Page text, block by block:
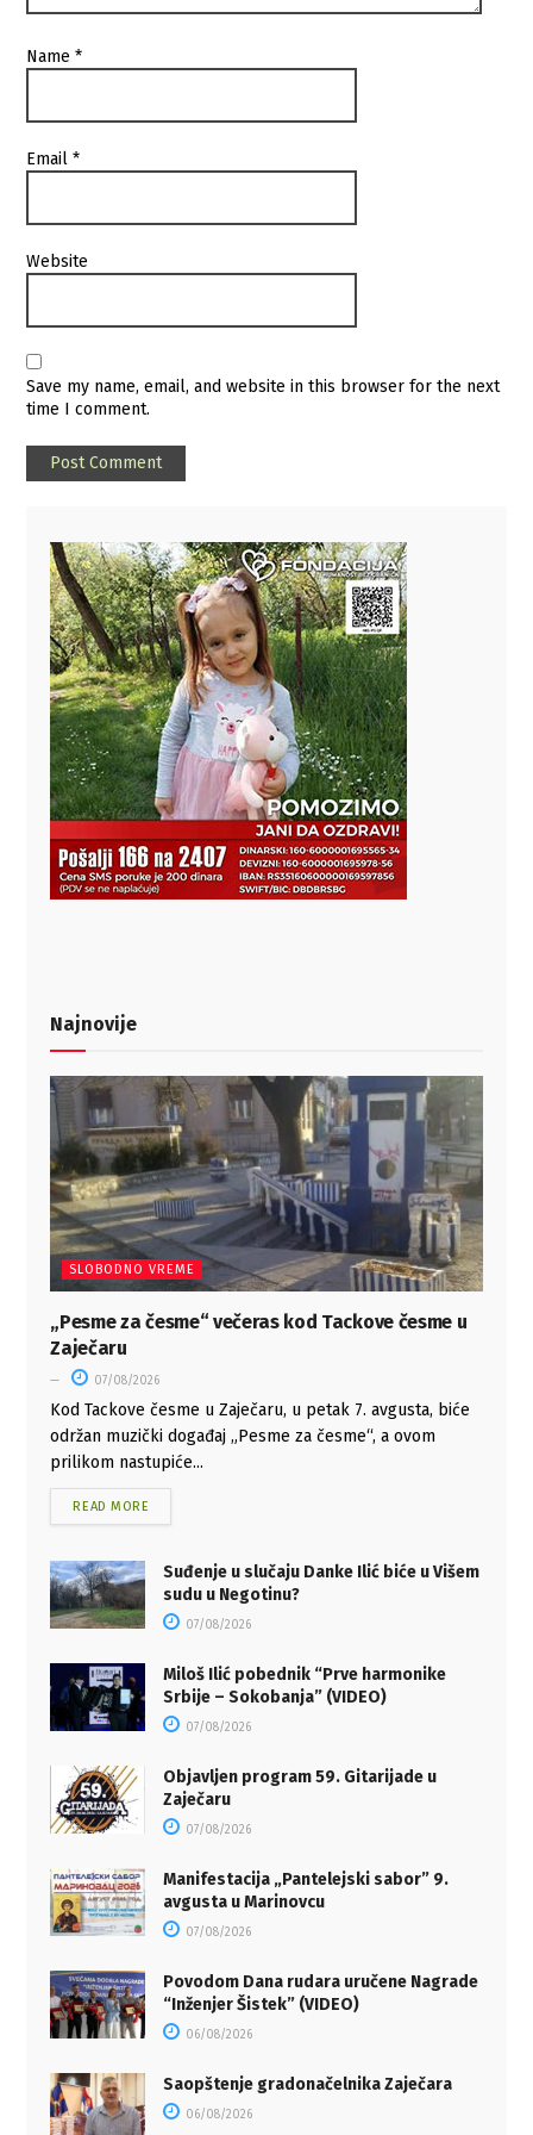
Name*
Email*
Website
Save my name, email, and website in this browser for the next
time I comment.
Najnovije
SLOBODNO VREME
„Pesme za česme“ večeras kod Tackove česme u
Zaječaru
07/08/2026
Kod Tackove česme u Zaječaru, u petak 7. avgusta, biće
održan muzički događaj „Pesme za česme“, a ovom
prilikom nastupiće...
READ MORE
Suđenje u slučaju Danke Ilić biće u Višem
sudu u Negotinu?
07/08/2026
Miloš Ilić pobednik “Prve harmonike
Srbije – Sokobanja” (VIDEO)
07/08/2026
Objavljen program 59. Gitarijade u
Zaječaru
07/08/2026
Manifestacija „Pantelejski sabor” 9.
avgusta u Marinovcu
07/08/2026
Povodom Dana rudara uručene Nagrade
“Inženjer Šistek” (VIDEO)
06/08/2026
Saopštenje gradonačelnika Zaječara
06/08/2026